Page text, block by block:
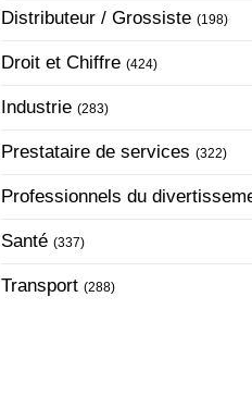
Distributeur / Grossiste (198)
Droit et Chiffre (424)
Industrie (283)
Prestataire de services (322)
Professionnels du
Santé (337)
Transport (288)